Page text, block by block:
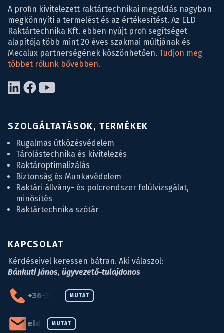
A profin kivitelezett raktártechnikai megoldás nagyban
megkönnyíti a termelést és az értékesítést. Az ELD
Raktártechnika Kft. ebben nyújt profi segítséget
alapítója több mint 20 éves szakmai múltjának és
Mecalux partnerségének köszönhetően. Tudjon meg
többet rólunk bővebben.
SZOLGÁLTATÁSOK, TERMÉKEK
Rugalmas ütközésvédelem
Tárolástechnika és kivitelezés
Raktároptimalizálás
Biztonság és Munkavédelem
Raktári állvány- és polcrendszer felülvizsgálat,
minősítés
Raktártechnika szótár
KAPCSOLAT
Kérdéseivel keressen bátran. Aki válaszol:
Bánkuti János, ügyvezető-tulajdonos
MUTAT
+36-34-590-027
MUTAT
eld@eld.hu